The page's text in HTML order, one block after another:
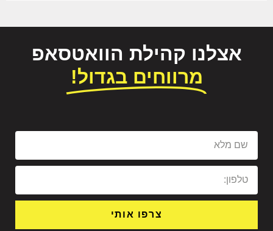
אצלנו קהילת הוואטסאפ
מרווחים בגדול!
צרפו אותי